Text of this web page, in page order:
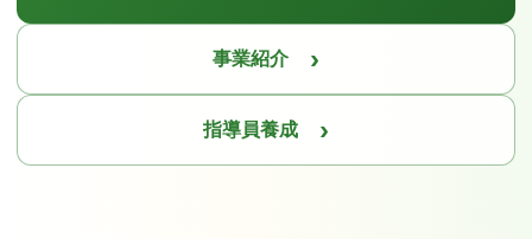
事業紹介
指導員養成